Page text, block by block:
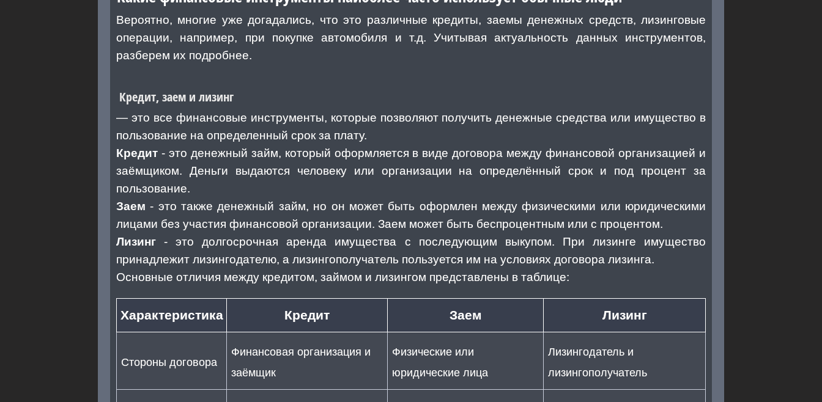
Вероятно, многие уже догадались, что это различные кредиты, заемы денежных средств, лизинговые
операции, например, при покупке автомобиля и т.д. Учитывая актуальность данных инструментов,
разберем их подробнее.
Кредит, заем и лизинг
— это все финансовые инструменты, которые позволяют получить денежные средства или имущество в
пользование на определенный срок за плату.
Кредит - это денежный займ, который оформляется в виде договора между финансовой организацией и
заёмщиком. Деньги выдаются человеку или организации на определённый срок и под процент за
пользование.
Заем - это также денежный займ, но он может быть оформлен между физическими или юридическими
лицами без участия финансовой организации. Заем может быть беспроцентным или с процентом.
Лизинг - это долгосрочная аренда имущества с последующим выкупом. При лизинге имущество
принадлежит лизингодателю, а лизингополучатель пользуется им на условиях договора лизинга.
Основные отличия между кредитом, займом и лизингом представлены в таблице:
Характеристика Кредит Заем Лизинг
Стороны договора
Финансовая организация и
заёмщик
Физические или
юридические лица
Лизингодатель и
лизингополучатель